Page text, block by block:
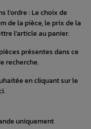
l'ordre : Le choix de
de la pièce, le prix de la
l'article au panier.
présentes dans ce
recherche.
en cliquant sur le
uniquement